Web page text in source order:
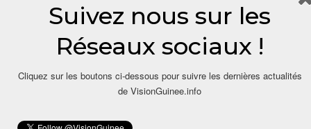
Suivez nous sur les
Réseaux sociaux !
Cliquez sur les boutons ci-dessous pour suivre les dernières actualités
de VisionGuinee.info